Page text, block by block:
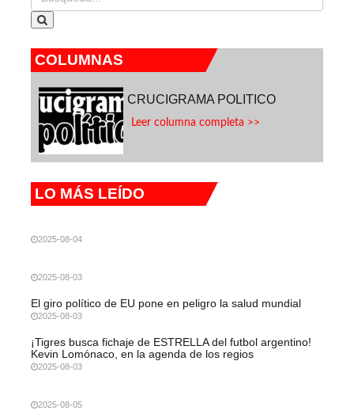
COLUMNAS
CRUCIGRAMA POLITICO
Leer columna completa >>
LO MÁS LEÍDO
2025-08-04
2025-08-03
El giro político de EU pone en peligro la salud mundial
2025-08-03
¡Tigres busca fichaje de ESTRELLA del futbol argentino!
Kevin Lomónaco, en la agenda de los regios
2025-08-03
2025-08-05